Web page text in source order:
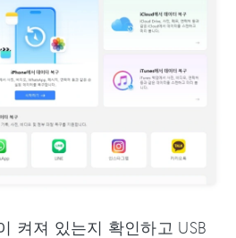
켜져 있는지 확인하고 USB